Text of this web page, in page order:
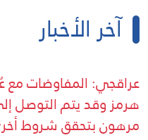
آخر الأخبار
عراقجي: المفاوضات مع
هرمز وقد يتم التوصل
مرهون بتحقق شروط